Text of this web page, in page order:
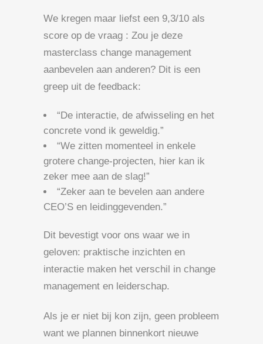
We kregen maar liefst een 9,3/10 als
score op de vraag : Zou je deze
masterclass change management
aanbevelen aan anderen? Dit is een
greep uit de feedback:
“De interactie, de afwisseling en het
concrete vond ik geweldig.”
“We zitten momenteel in enkele
grotere change-projecten, hier kan ik
zeker mee aan de slag!”
“Zeker aan te bevelen aan andere
CEO’S en leidinggevenden.”
Dit bevestigt voor ons waar we in
geloven: praktische inzichten en
interactie maken het verschil in change
management en leiderschap.
Als je er niet bij kon zijn, geen probleem
want we plannen binnenkort nieuwe